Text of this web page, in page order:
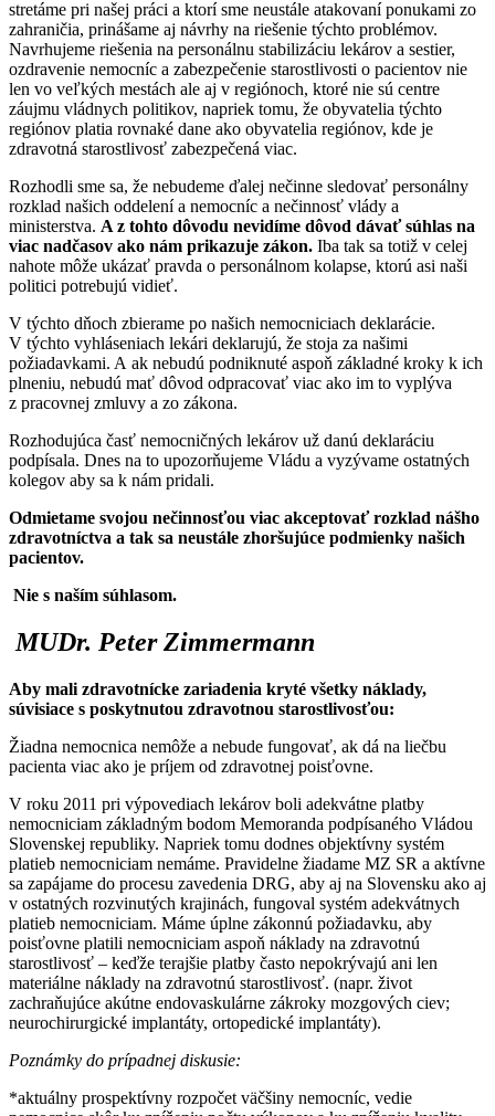
stretáme pri našej práci a ktorí sme neustále atakovaní ponukami zo
zahraničia, prinášame aj návrhy na riešenie týchto problémov.
Navrhujeme riešenia na personálnu stabilizáciu lekárov a sestier,
ozdravenie nemocníc a zabezpečenie starostlivosti o pacientov nie
len vo veľkých mestách ale aj v regiónoch, ktoré nie sú centre
záujmu vládnych politikov, napriek tomu, že obyvatelia týchto
regiónov platia rovnaké dane ako obyvatelia regiónov, kde je
zdravotná starostlivosť zabezpečená viac.
Rozhodli sme sa, že nebudeme ďalej nečinne sledovať personálny
rozklad našich oddelení a nemocníc a nečinnosť vlády a
ministerstva. A z tohto dôvodu nevidíme dôvod dávať súhlas na
viac nadčasov ako nám prikazuje zákon. Iba tak sa totiž v celej
nahote môže ukázať pravda o personálnom kolapse, ktorú asi naši
politici potrebujú vidieť.
V týchto dňoch zbierame po našich nemocniciach deklarácie.
V týchto vyhláseniach lekári deklarujú, že stoja za našimi
požiadavkami. A ak nebudú podniknuté aspoň základné kroky k ich
plneniu, nebudú mať dôvod odpracovať viac ako im to vyplýva
z pracovnej zmluvy a zo zákona.
Rozhodujúca časť nemocničných lekárov už danú deklaráciu
podpísala. Dnes na to upozorňujeme Vládu a vyzývame ostatných
kolegov aby sa k nám pridali.
Odmietame svojou nečinnosťou viac akceptovať rozklad nášho
zdravotníctva a tak sa neustále zhoršujúce podmienky našich
pacientov.
Nie s naším súhlasom.
MUDr. Peter Zimmermann
Aby mali zdravotnícke zariadenia kryté všetky náklady,
súvisiace s poskytnutou zdravotnou starostlivosťou:
Žiadna nemocnica nemôže a nebude fungovať, ak dá na liečbu
pacienta viac ako je príjem od zdravotnej poisťovne.
V roku 2011 pri výpovediach lekárov boli adekvátne platby
nemocniciam základným bodom Memoranda podpísaného Vládou
Slovenskej republiky. Napriek tomu dodnes objektívny systém
platieb nemocniciam nemáme. Pravidelne žiadame MZ SR a aktívne
sa zapájame do procesu zavedenia DRG, aby aj na Slovensku ako aj
v ostatných rozvinutých krajinách, fungoval systém adekvátnych
platieb nemocniciam. Máme úplne zákonnú požiadavku, aby
poisťovne platili nemocniciam aspoň náklady na zdravotnú
starostlivosť – keďže terajšie platby často nepokrývajú ani len
materiálne náklady na zdravotnú starostlivosť. (napr. život
zachraňujúce akútne endovaskulárne zákroky mozgových ciev;
neurochirurgické implantáty, ortopedické implantáty).
Poznámky do prípadnej diskusie:
*aktuálny prospektívny rozpočet väčšiny nemocníc, vedie